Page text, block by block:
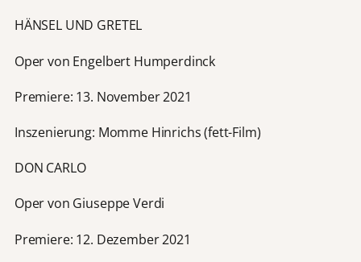
HÄNSEL UND GRETEL
Oper von Engelbert Humperdinck
Premiere: 13. November 2021
Inszenierung: Momme Hinrichs (fett-Film)
DON CARLO
Oper von Giuseppe Verdi
Premiere: 12. Dezember 2021